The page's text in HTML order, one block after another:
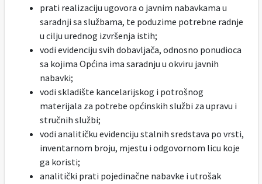
prati realizaciju ugovora o javnim nabavkama u
saradnji sa službama, te poduzime potrebne radnje
u cilju urednog izvršenja istih;
vodi evidenciju svih dobavljača, odnosno ponudioca
sa kojima Općina ima saradnju u okviru javnih
nabavki;
vodi skladište kancelarijskog i potrošnog
materijala za potrebe općinskih službi za upravu i
stručnih službi;
vodi analitičku evidenciju stalnih sredstava po vrsti,
inventarnom broju, mjestu i odgovornom licu koje
ga koristi;
analitički prati pojedinačne nabavke i utrošak